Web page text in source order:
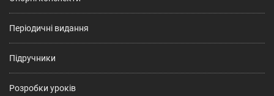
Періодичні видання
Підручники
Розробки уроків